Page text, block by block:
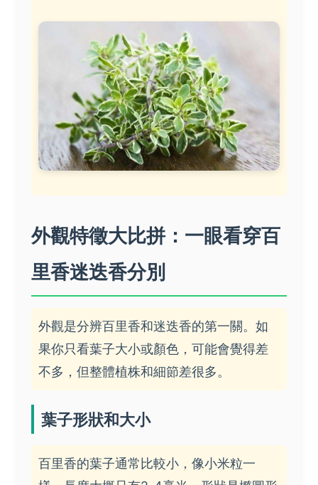
外觀特徵大比拼：一眼看穿百
里香迷迭香分別
外觀是分辨百里香和迷迭香的第一關。如
果你只看葉子大小或顏色，可能會覺得差
不多，但整體植株和細節差很多。
葉子形狀和大小
百里香的葉子通常比較小，像小米粒一